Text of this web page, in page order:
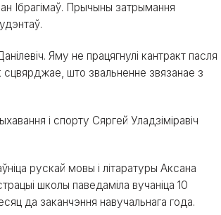
Ібрагімаў. Прычыны затрымання
Яму не працягнулі кантракт пасля
што звальненне звязанае з
і спорту Сяргей Уладзіміравіч
рускай мовы і літаратуры Аксана
школы паведаміла вучаніца 10
да заканчэння навучальнага года.